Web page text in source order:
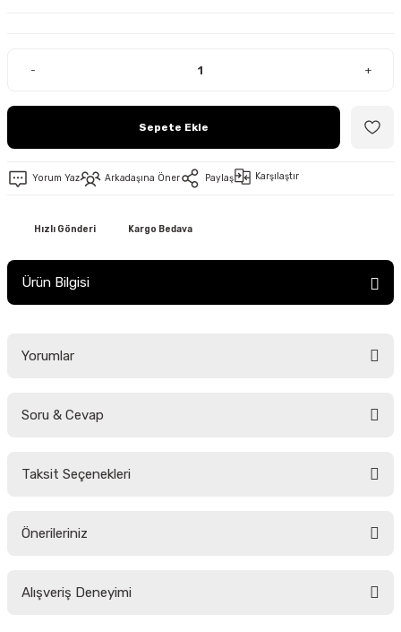
- +
Sepete Ekle
Yorum Yaz Arkadaşına Öner Paylaş Karşılaştır
Hızlı Gönderi Kargo Bedava
Ürün Bilgisi
Yorumlar
Soru & Cevap
Taksit Seçenekleri
Önerileriniz
yetersiz gördüğünüz noktaları öneri formunu kullanarak tarafımıza
Alışveriş Deneyimi